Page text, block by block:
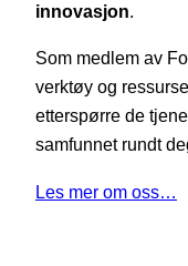
innovasjon.
Som medlem av
verktøy og
etterspørre de
samfunnet rundt
Les mer om oss…